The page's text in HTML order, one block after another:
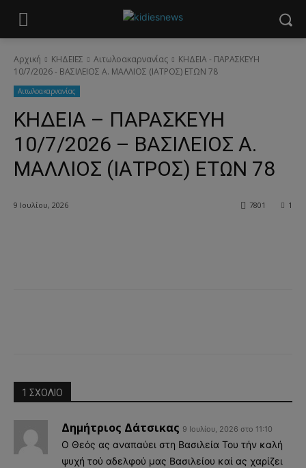
Αρχική ΚΗΔΕΙΕΣ Aιτωλοακαρνανίας
ΚΗΔΕΙΑ - ΠΑΡΑΣΚΕΥΗ
10/7/2026 - ΒΑΣΙΛΕΙΟΣ Α. ΜΑΛΛΙΟΣ (ΙΑΤΡΟΣ) ΕΤΩΝ 78
Aιτωλοακαρνανίας
ΚΗΔΕΙΑ – ΠΑΡΑΣΚΕΥΗ
10/7/2026 – ΒΑΣΙΛΕΙΟΣ Α.
ΜΑΛΛΙΟΣ (ΙΑΤΡΟΣ) ΕΤΩΝ 78
9 Ιουλίου, 2026 1
7801
1 ΣΧΟΛΙΟ
Δημήτριος Δάτσικας 9 Ιουλίου, 2026 στο 11:10
Ο Θεός ας αναπαύει στη Βασιλεία Του τήν καλή
ψυχή τού αδελφού μας Βασιλείου καί ας χαρίζει